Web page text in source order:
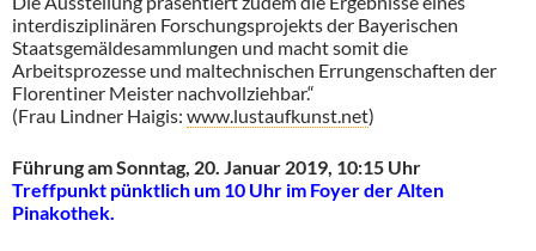
interdisziplinären Forschungsprojekts der Bayerischen
Staatsgemäldesammlungen und macht somit die
Arbeitsprozesse und maltechnischen Errungenschaften der
Florentiner Meister nachvollziehbar.“
(Frau Lindner Haigis: www.lustaufkunst.net)
Führung am Sonntag, 20. Januar 2019, 10:15 Uhr
Treffpunkt pünktlich um 10 Uhr im Foyer der Alten
Pinakothek.